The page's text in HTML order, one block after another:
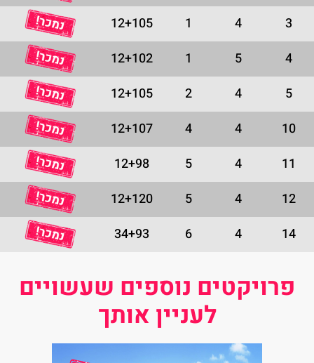
3
4
1
12+105
4
5
1
12+102
5
4
2
12+105
10
4
4
12+107
11
4
5
12+98
12
4
5
12+120
14
4
6
34+93
פרויקטים נוספים שעשויים
לעניין אותך